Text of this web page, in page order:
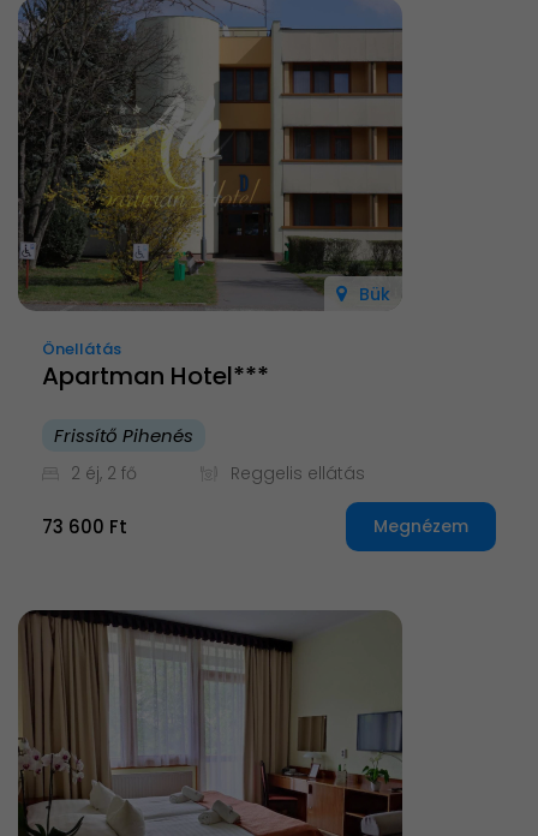
Bük
Önellátás
Apartman Hotel***
Frissítő Pihenés
2 éj, 2 fő Reggelis ellátás
73 600 Ft Megnézem